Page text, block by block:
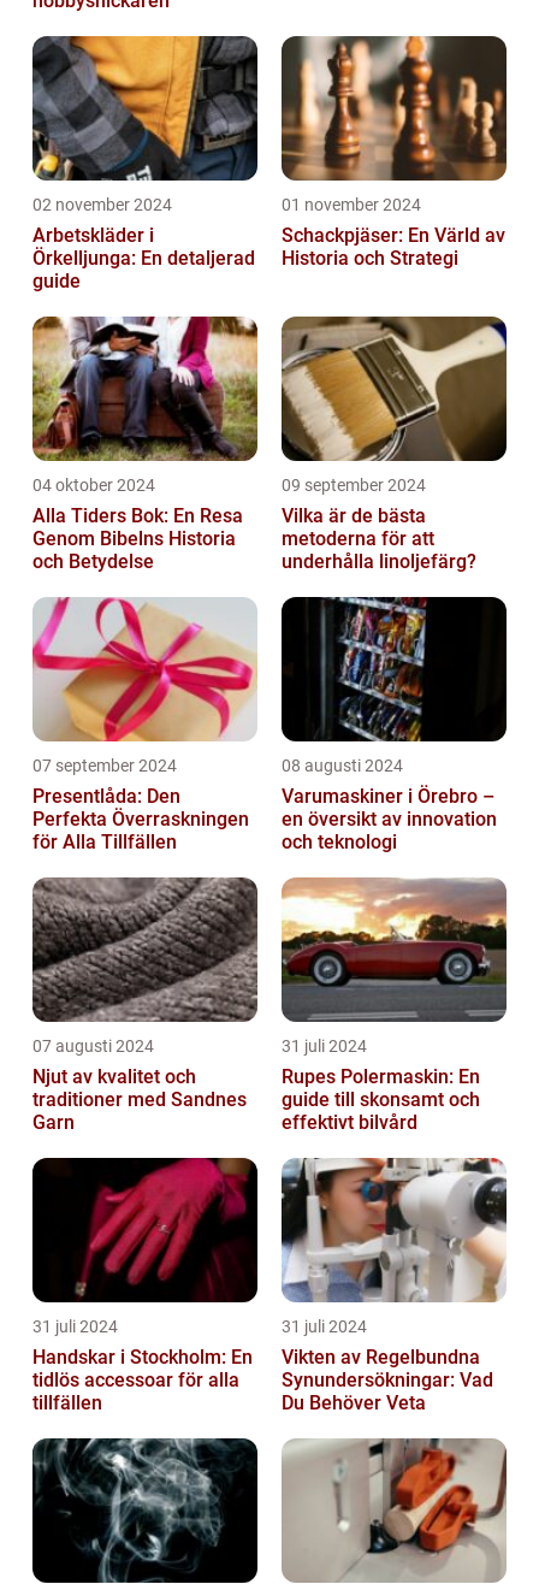
02 november 2024
Arbetskläder i
Örkelljunga: En detaljerad
guide
01 november 2024
Schackpjäser: En Värld av
Historia och Strategi
04 oktober 2024
Alla Tiders Bok: En Resa
Genom Bibelns Historia
och Betydelse
09 september 2024
Vilka är de bästa
metoderna för att
underhålla linoljefärg?
07 september 2024
Presentlåda: Den
Perfekta Överraskningen
för Alla Tillfällen
08 augusti 2024
Varumaskiner i Örebro –
en översikt av innovation
och teknologi
07 augusti 2024
Njut av kvalitet och
traditioner med Sandnes
Garn
31 juli 2024
Rupes Polermaskin: En
guide till skonsamt och
effektivt bilvård
31 juli 2024
Handskar i Stockholm: En
tidlös accessoar för alla
tillfällen
31 juli 2024
Vikten av Regelbundna
Synundersökningar: Vad
Du Behöver Veta